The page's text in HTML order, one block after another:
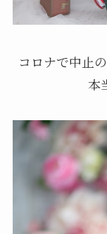
コロナで中止
本